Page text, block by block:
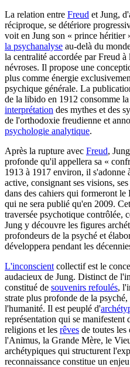
La relation entre Freud et Jung,
réciproque, se détériore
voit en Jung son « prince héritier
la psychanalyse au-delà du
la centralité accordée par Freud
névroses. Il propose une
plus comme énergie
psychique générale. La
de la libido en 1912 consomme
interprétation des mythes et des
de l'orthodoxie freudienne et
psychologie analytique.
Après la rupture avec Freud,
profonde qu'il appellera sa «
1913 à 1917 environ, il s'adonne
active, consignant ses visions, ses
dans des cahiers qui formeront
qui ne sera publié qu'en 2009.
traversée psychotique contrôlée,
Jung y découvre les figures
profondeurs de la psyché et
développera pendant les
L'inconscient collectif est le
audacieux de Jung. Distinct de
constitué de souvenirs refoulés,
strate plus profonde de la
l'humanité. Il est peuplé d'
représentation qui se manifestent
religions et les rêves de toutes les
l'Animus, la Grande Mère, le
archétypiques qui structurent
reconnaissance constitue un